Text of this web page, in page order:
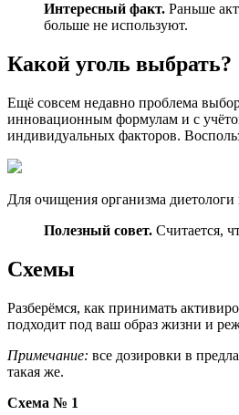
Интересный факт. Раньше
больше не используют.
Какой уголь выбрать?
Ещё совсем недавно проблема
инновационным формулам и с
индивидуальных факторов.
Для очищения организма диетологи
Полезный совет. Считается,
Схемы
Разберёмся, как принимать
подходит под ваш образ жизни и
Примечание: все дозировки в
такая же.
Схема № 1